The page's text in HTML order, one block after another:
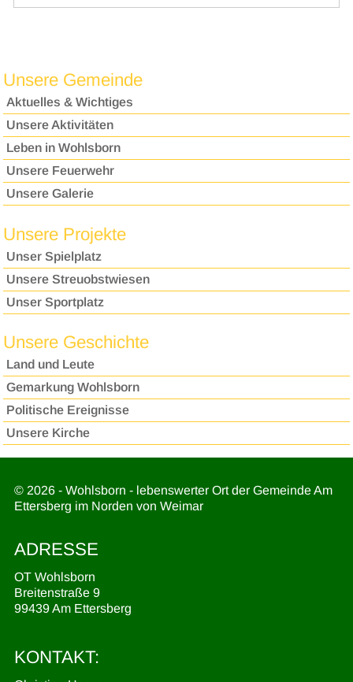
Unsere Gemeinde
Aktuelles & Wichtiges
Unsere Aktivitäten
Leben in Wohlsborn
Unsere Feuerwehr
Unsere Galerie
Unsere Projekte
Unser Spielplatz
Unsere Streuobstwiesen
Unser Sportplatz
Unsere Geschichte
Land und Leute
Gemarkung Wohlsborn
Politische Ereignisse
Unsere Kirche
© 2026 - Wohlsborn - lebenswerter Ort der Gemeinde Am
Ettersberg im Norden von Weimar
ADRESSE
OT Wohlsborn
Breitenstraße 9
99439 Am Ettersberg
KONTAKT: